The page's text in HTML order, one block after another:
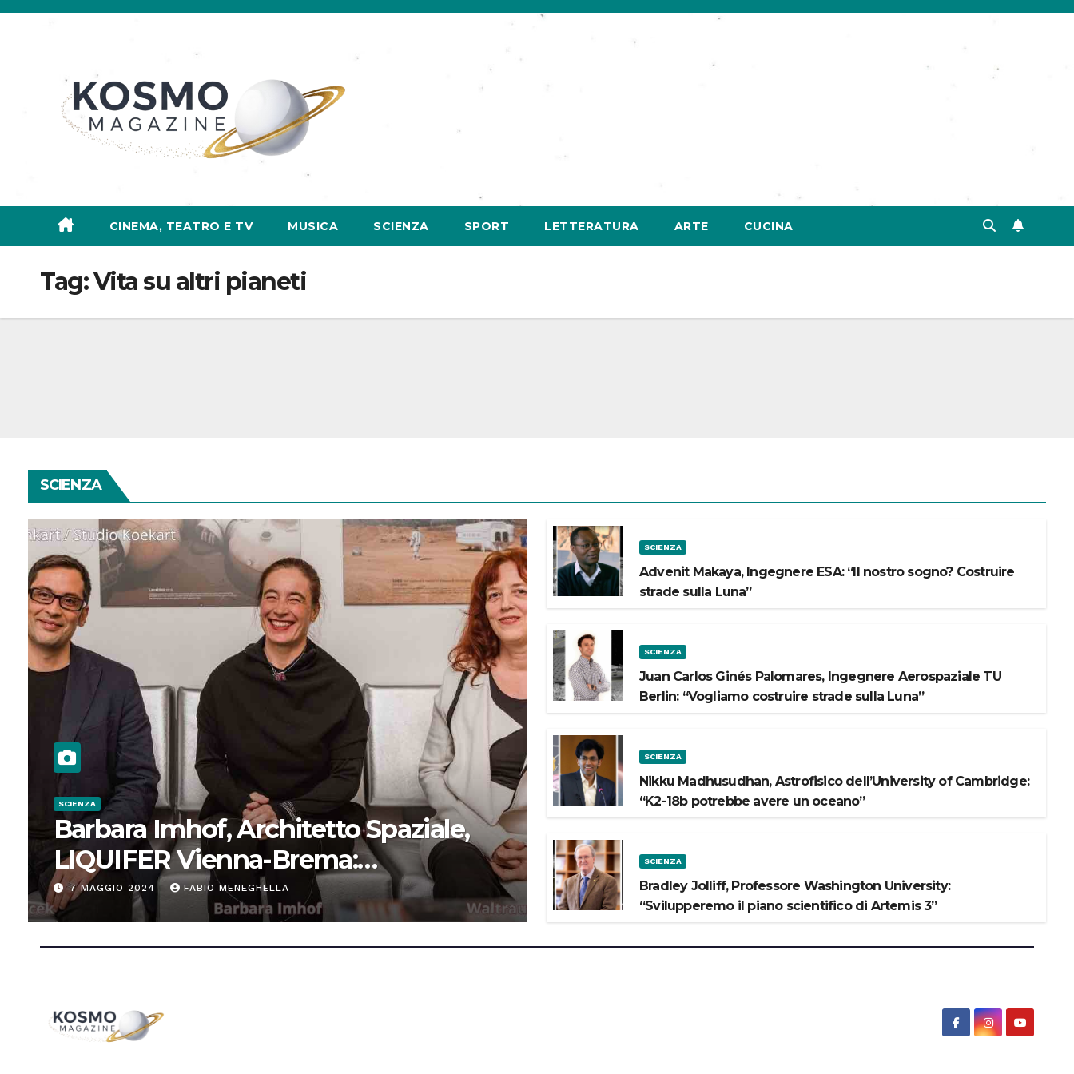
Salta
CINEMA, TEATRO E TV MUSICA SCIENZA SPORT LETTERATURA ARTE CUCINA
Tag:Vita su altri pianeti
SCIENZA
SCIENZA
Barbara Imhof, Architetto Spaziale,
LIQUIFER Vienna-Brema:
“Progettiamo habitat per lo Spazio”
7 MAGGIO 2024 FABIO MENEGHELLA
SCIENZA
Advenit Makaya, Ingegnere ESA: “Il nostro sogno? Costruire
strade sulla Luna”
SCIENZA
Juan Carlos Ginés Palomares, Ingegnere Aerospaziale TU
Berlin: “Vogliamo costruire strade sulla Luna”
SCIENZA
Nikku Madhusudhan, Astrofisico dell’University of Cambridge:
“K2-18b potrebbe avere un oceano”
SCIENZA
Bradley Jolliff, Professore Washington University:
“Svilupperemo il piano scientifico di Artemis 3”